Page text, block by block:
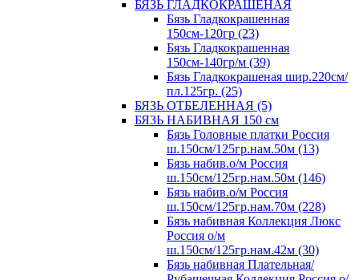
БЯЗЬ ГЛАДКОКРАШЕНАЯ
Бязь Гладкокрашенная
150см-120гр (23)
Бязь Гладкокрашенная
150см-140гр/м (39)
Бязь Гладкокрашеная шир.220см/
пл.125гр. (25)
БЯЗЬ ОТБЕЛЕННАЯ (5)
БЯЗЬ НАБИВНАЯ 150 см
Бязь Головные платки Россия
ш.150см/125гр.нам.50м (13)
Бязь набив.о/м Россия
ш.150см/125гр.нам.50м (146)
Бязь набив.о/м Россия
ш.150см/125гр.нам.70м (228)
Бязь набивная Коллекция Люкс
Россия о/м
ш.150см/125гр.нам.42м (30)
Бязь набивная Плательная/